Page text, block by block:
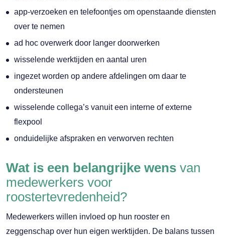
app-verzoeken en telefoontjes om openstaande diensten
over te nemen
ad hoc overwerk door langer doorwerken
wisselende werktijden en aantal uren
ingezet worden op andere afdelingen om daar te
ondersteunen
wisselende collega’s vanuit een interne of externe
flexpool
onduidelijke afspraken en verworven rechten
Wat is een belangrijke wens van
medewerkers voor
roostertevredenheid?
Medewerkers willen invloed op hun rooster en
zeggenschap over hun eigen werktijden. De balans tussen